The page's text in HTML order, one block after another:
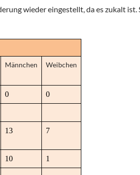
wieder eingestellt, da es zukalt ist.
Männchen Weibchen
0 0
13 7
10 1